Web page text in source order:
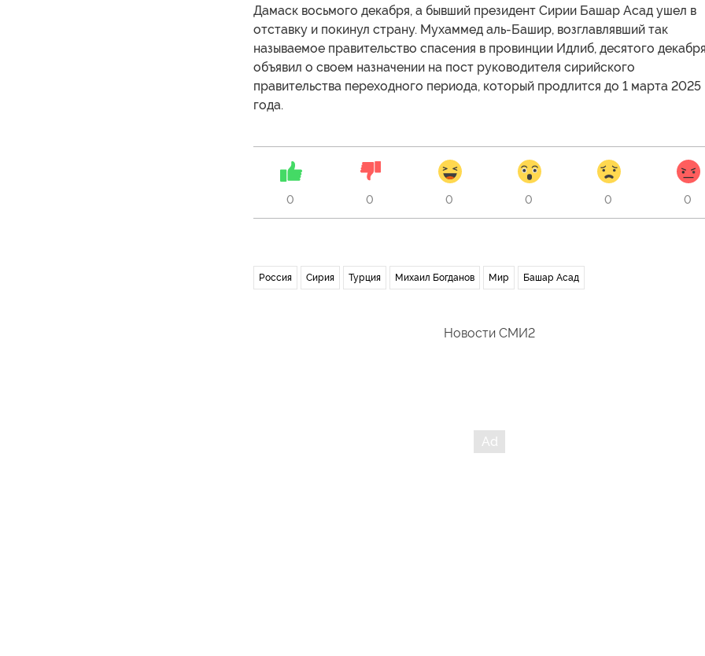
Дамаск восьмого декабря, а бывший президент Сирии Башар Асад ушел в
отставку и покинул страну. Мухаммед аль-Башир, возглавлявший так
называемое правительство спасения в провинции Идлиб, десятого
объявил о своем назначении на пост руководителя сирийского
правительства переходного периода, который продлится до 1 марта 2025
года.
0 0 0 0 0 0
Россия Сирия Турция Михаил Богданов Мир Башар Асад
Новости СМИ2